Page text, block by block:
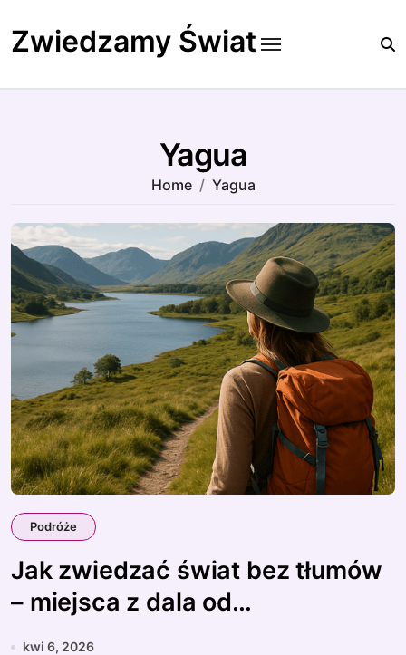
to
content
Zwiedzamy Świat
Yagua
Home Yagua
Podróże
Jak zwiedzać świat bez tłumów
– miejsca z dala od
turystycznych szlaków
kwi 6, 2026